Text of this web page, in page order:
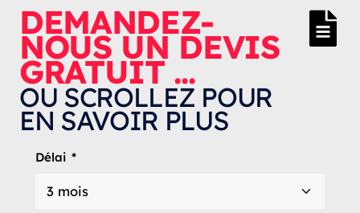
DEMANDEZ-
NOUS UN DEVIS
GRATUIT ...
OU SCROLLEZ POUR
EN SAVOIR PLUS
Délai